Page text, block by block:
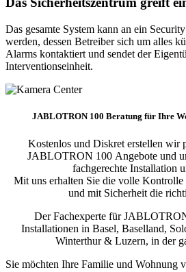
Das gesamte System kann an ein
werden, dessen Betreiber sich um alles
Alarms kontaktiert und sendet der
Interventionseinheit.
JABLOTRON 100 Beratung für Ihre
Kostenlos und Diskret erstellen wir
JABLOTRON 100 Angebote und
fachgerechte Installation
Mit uns erhalten Sie die volle
und mit Sicherheit die
Der Fachexperte für
Installationen in Basel, Baselland,
Winterthur & Luzern, in der
Sie möchten Ihre Familie und Wohnung